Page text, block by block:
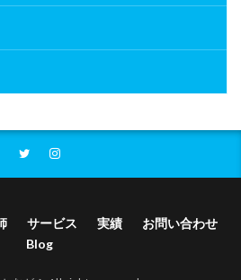
サービス 実績
お問い合わせ
Blog